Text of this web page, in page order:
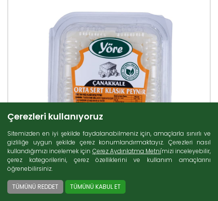
Çerezleri kullanıyoruz
Sitemizden en iyi şekilde faydalanabilmeniz için, amaçlarla sınırlı ve
gizliliğe uygun şekilde çerez konumlandırmaktayız. Çerezleri nasıl
kullandığımızı incelemek için Çerez Aydınlatma Metni'mizi inceleyebilir,
çerez kategorilerini, çerez özelliklerini ve kullanım amaçlarını
öğrenebilirsiniz.
TÜMÜNÜ REDDET TÜMÜNÜ KABUL ET